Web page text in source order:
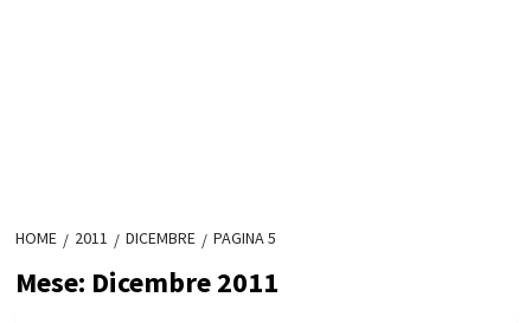
HOME 2011 DICEMBRE PAGINA 5
Mese: Dicembre 2011